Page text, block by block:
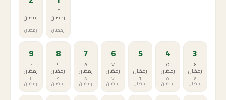
٢
رمضان
٢
رمضان
٣
رمضان
٣
رمضان
3
٤
رمضان
٤
رمضان
4
٥
رمضان
٥
رمضان
5
٦
رمضان
٦
رمضان
6
٧
رمضان
٧
رمضان
7
٨
رمضان
٨
رمضان
8
٩
رمضان
٩
رمضان
9
١٠
رمضان
١٠
رمضان